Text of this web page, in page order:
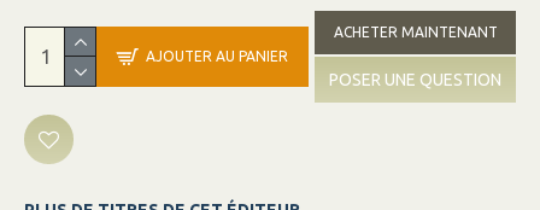
AJOUTER AU PANIER
ACHETER MAINTENANT
POSER UNE QUESTION